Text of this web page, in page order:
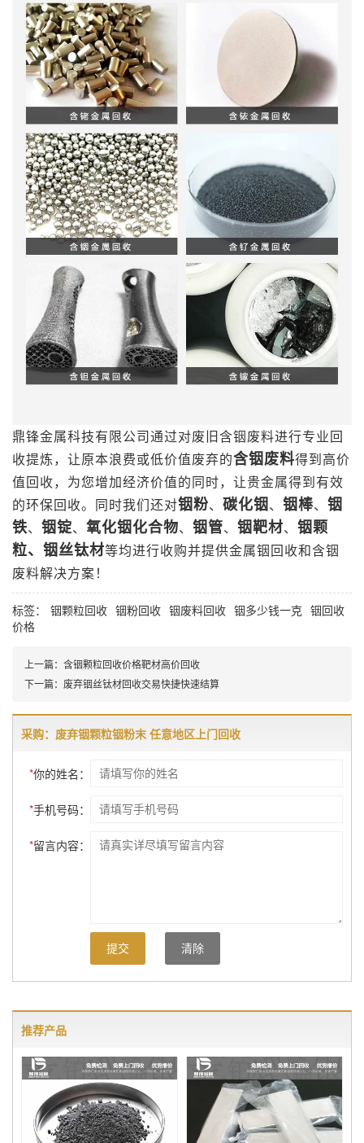
鼎锋金属科技有限公司通过对废旧含铟废料进行专业回
收提炼，让原本浪费或低价值废弃的含铟废料得到高价
值回收，为您增加经济价值的同时，让贵金属得到有效
的环保回收。同时我们还对铟粉、 碳化铟 、 铟棒、 铟
铁、 铟锭、 氧化铟化合物、 铟管、 铟靶材、 铟颗
粒、铟丝钛材等均进行收购并提供金属铟回收和含铟
废料解决方案！
标签： 铟颗粒回收 铟粉回收 铟废料回收 铟多少钱一克 铟回收
价格
上一篇： 含铟颗粒回收价格靶材高价回收
下一篇： 废弃铟丝钛材回收交易快捷快速结算
采购：废弃铟颗粒铟粉末 任意地区上门回收
*你的姓名：
*手机号码：
*留言内容：
提交 清除
推荐产品